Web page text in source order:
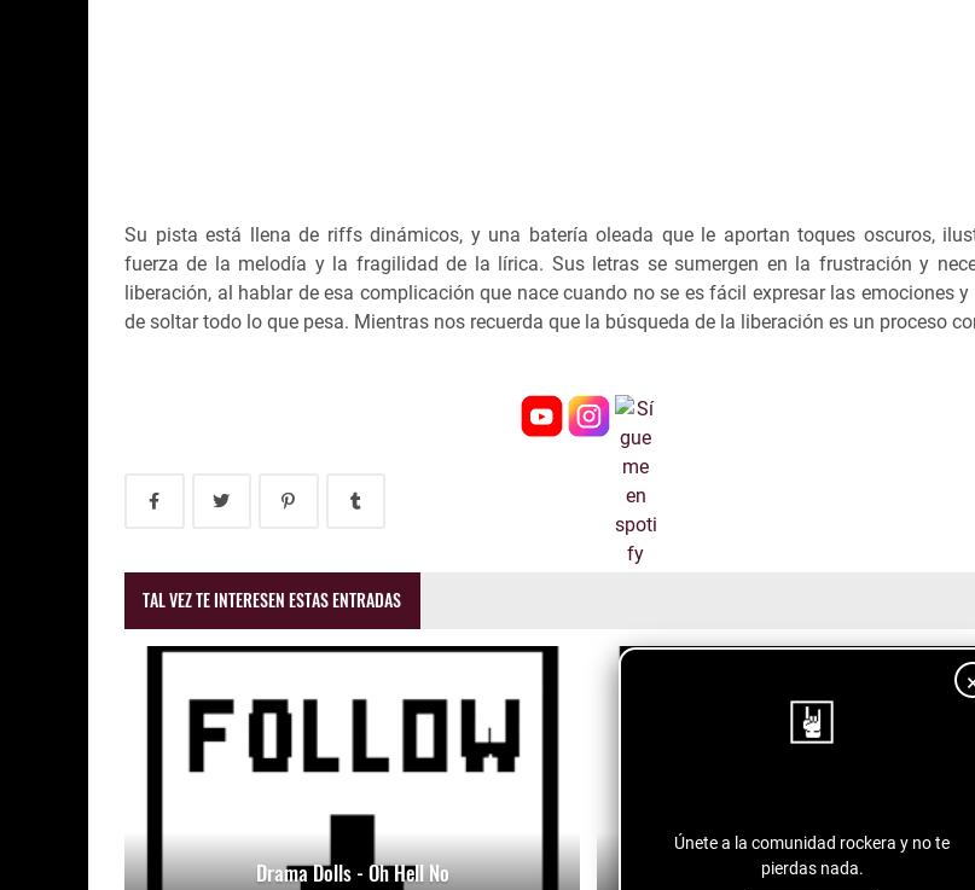
Únete a la comunidad rockera y no te
pierdas nada.
Su pista está llena de riffs dinámicos, y una batería oleada que le aportan toques oscuros,
fuerza de la melodía y la fragilidad de la lírica. Sus letras se sumergen en la frustración y
liberación, al hablar de esa complicación que nace cuando no se es fácil expresar las emociones y
de soltar todo lo que pesa. Mientras nos recuerda que la búsqueda de la liberación es un proceso
TAL VEZ TE INTERESEN ESTAS ENTRADAS
Drama Dolls - Oh Hell No Fuentes de vida - conspiranoico